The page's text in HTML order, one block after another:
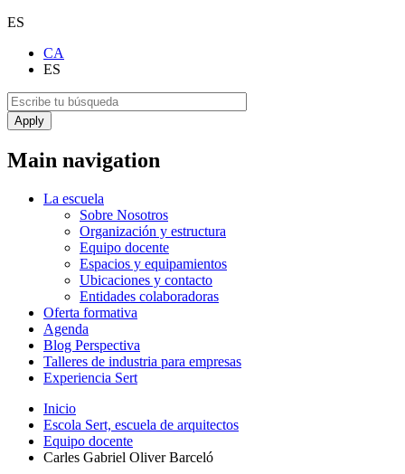
ES
CA
ES
Main navigation
La escuela
Sobre Nosotros
Organización y estructura
Equipo docente
Espacios y equipamientos
Ubicaciones y contacto
Entidades colaboradoras
Oferta formativa
Agenda
Blog Perspectiva
Talleres de industria para empresas
Experiencia Sert
Inicio
Escola Sert, escuela de arquitectos
Equipo docente
Carles Gabriel Oliver Barceló